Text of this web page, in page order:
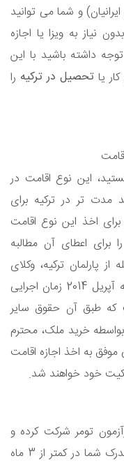
و شما می توانید
ماه در سال بدون نیاز به ویزا یا اجازه
داشته باشید با این
یاتحصیل در ترکیه را
این نوع اقامت در
مدت تر در ترکیه برای
اخذ این نوع اقامت
برای اعطای آن مطالبه
پارلمان ترکیه، وکلای
گروه اگما به شما این نوید را می دهند که آپریل 2014 زمان اجرایی
طبق آن حقوق سایر
بواسطه خرید ملک، محترم
به اخذ اجازه اقامت
.
تومر شرکت کرده و
مدرک تومر را بگیرید. با داشتن این مــــدرک شما در کمتر از 3 ماه